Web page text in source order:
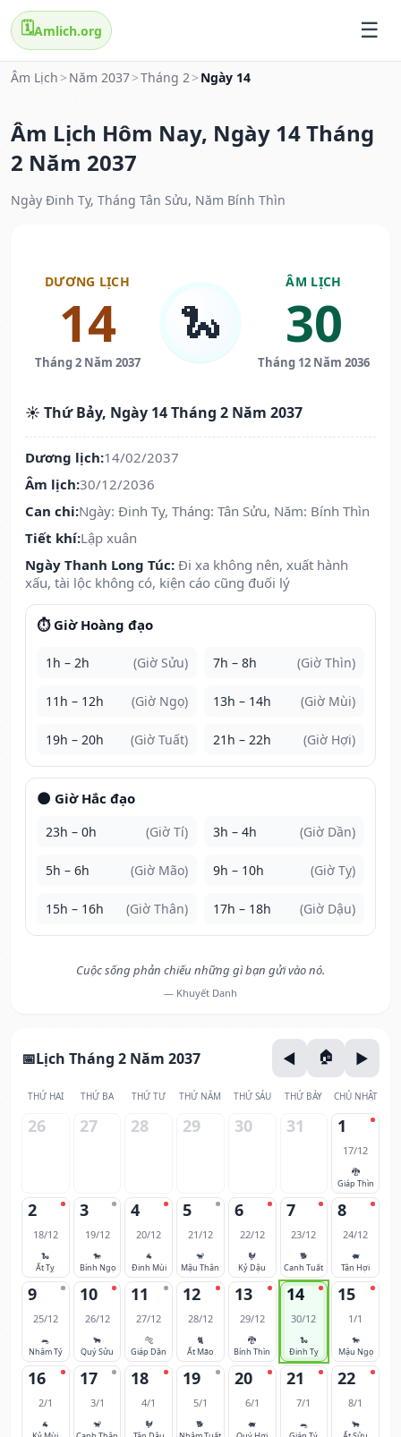
🗓️Amlich.org
Âm Lịch > Năm 2037>Tháng 2> Ngày 14
Âm Lịch Hôm Nay, Ngày 14 Tháng
2 Năm 2037
Ngày Đinh Tỵ, Tháng Tân Sửu, Năm Bính Thìn
DƯƠNG LỊCH
14
Tháng 2 Năm 2037
🐍
ÂM LỊCH
30
Tháng 12 Năm 2036
☀️ Thứ Bảy, Ngày 14 Tháng 2 Năm 2037
Dương lịch:14/02/2037
Âm lịch:30/12/2036
Can chi:Ngày: Đinh Tỵ, Tháng: Tân Sửu, Năm: Bính Thìn
Tiết khí:Lập xuân
Ngày Thanh Long Túc: Đi xa không nên, xuất hành
xấu, tài lộc không có, kiện cáo cũng đuối lý
⏱️ Giờ Hoàng đạo
1h – 2h (Giờ Sửu) 7h – 8h (Giờ Thìn)
11h – 12h (Giờ Ngọ) 13h – 14h (Giờ Mùi)
19h – 20h (Giờ Tuất) 21h – 22h (Giờ Hợi)
🌑 Giờ Hắc đạo
23h – 0h (Giờ Tí) 3h – 4h (Giờ Dần)
5h – 6h (Giờ Mão) 9h – 10h (Giờ Tỵ)
15h – 16h (Giờ Thân) 17h – 18h (Giờ Dậu)
Cuộc sống phản chiếu những gì bạn gửi vào nó.
— Khuyết Danh
Lịch Tháng 2 Năm 2037
THỨ HAI THỨ BA THỨ TƯ THỨ NĂM THỨ SÁU THỨ BẢY CHỦ NHẬT
26 27 28 29 30 31 1
17/12
🐉
Giáp Thìn
2
18/12
🐍
Ất Tỵ
3
19/12
🐎
Bính Ngọ
4
20/12
🐐
Đinh Mùi
5
21/12
🐒
Mậu Thân
6
22/12
🐓
Kỷ Dậu
7
23/12
🐕
Canh Tuất
8
24/12
🐖
Tân Hợi
9
25/12
🐀
Nhâm Tý
10
26/12
🐂
Quý Sửu
11
27/12
🐅
Giáp Dần
12
28/12
🐈
Ất Mão
13
29/12
🐉
Bính Thìn
14
30/12
🐍
Đinh Tỵ
15
1/1
🐎
Mậu Ngọ
16
2/1
🐐
17
3/1
🐒
18
4/1
🐓
19
5/1
🐕
20
6/1
🐖
21
7/1
🐀
22
8/1
🐂